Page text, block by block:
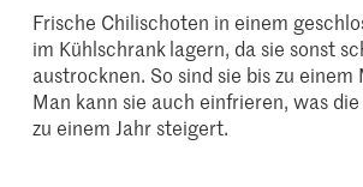
Frische Chilischoten in einem
im Kühlschranklagern, da sie sonst
austrocknen. So sind sie bis zu
Man kann sie auch einfrieren, was
zu einem Jahr steigert.